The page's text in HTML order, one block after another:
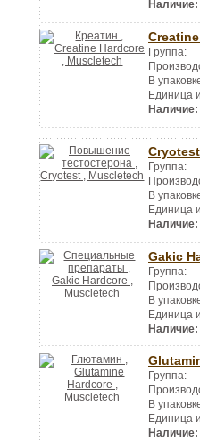
Наличие:
Группа:
В
Единица
Наличие:
Cryotest
Группа:
В
Единица
Наличие:
Gakic
Группа:
В
Единица
Наличие:
Группа:
В
Единица
Наличие: